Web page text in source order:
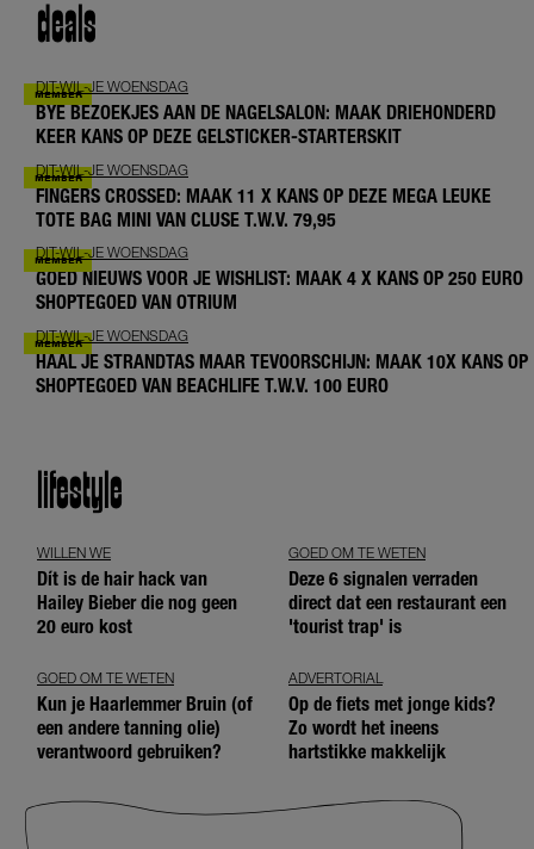
deals
DIT-WIL-JE WOENSDAG
BYE BEZOEKJES AAN DE NAGELSALON: MAAK DRIEHONDERD
KEER KANS OP DEZE GELSTICKER-STARTERSKIT
DIT-WIL-JE WOENSDAG
FINGERS CROSSED: MAAK 11 X KANS OP DEZE MEGA LEUKE
TOTE BAG MINI VAN CLUSE T.W.V. 79,95
DIT-WIL-JE WOENSDAG
GOED NIEUWS VOOR JE WISHLIST: MAAK 4 X KANS OP 250 EURO
SHOPTEGOED VAN OTRIUM
DIT-WIL-JE WOENSDAG
HAAL JE STRANDTAS MAAR TEVOORSCHIJN: MAAK 10X KANS OP
SHOPTEGOED VAN BEACHLIFE T.W.V. 100 EURO
lifestyle
WILLEN WE
Dít is de hair hack van
Hailey Bieber die nog geen
20 euro kost
GOED OM TE WETEN
Deze 6 signalen verraden
direct dat een restaurant een
'tourist trap' is
GOED OM TE WETEN
Kun je Haarlemmer Bruin (of
een andere tanning olie)
verantwoord gebruiken?
ADVERTORIAL
Op de fiets met jonge kids?
Zo wordt het ineens
hartstikke makkelijk